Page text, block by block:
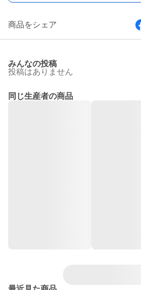
商品をシェア
みんなの投稿
投稿はありません
同じ生産者の商品